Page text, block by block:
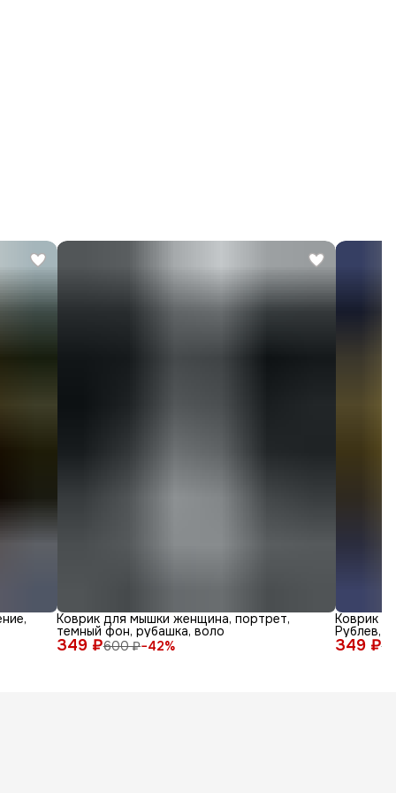
349 ₽600 ₽−42%
Коврик для мышки женщина, портрет,
темный фон, рубашка, воло
349 ₽
Коврик
Рублев,